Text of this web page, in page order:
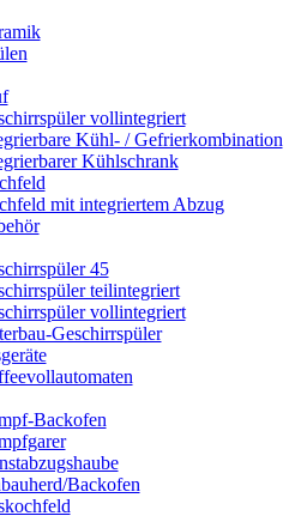
vollintegriert
Kühl- / Gefrierkombination
Kühlschrank
mit integriertem Abzug
45
teilintegriert
vollintegriert
Geschirrspüler
Backofen
Backofen